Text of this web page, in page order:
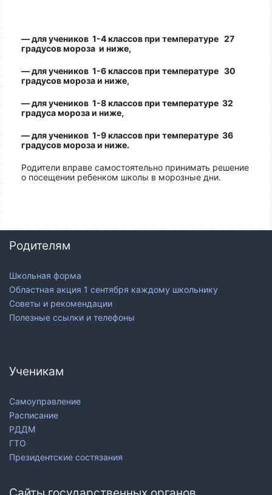
— для учеников 1-4 классов при температуре 27
градусов мороза и ниже,
— для учеников 1-6 классов при температуре 30
градусов мороза и ниже,
— для учеников 1-8 классов при температуре 32
градуса мороза и ниже,
— для учеников 1-9 классов при температуре 36
градусов мороза и ниже.
Родители вправе самостоятельно принимать решение
о посещении ребенком школы в морозные дни.
Родителям
Школьная форма
Областная акция 1 сентября каждому школьнику
Советы и рекомендации
Полезные ссылки и телефоны
Ученикам
Самоуправление
Расписание
РДДМ
ГТО
Президентские состязания